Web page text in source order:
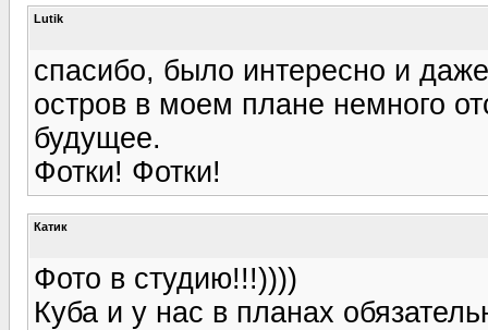
Lutik
спасибо, было интересно и
остров в моем плане немного
будущее.
Фотки! Фотки!
Катик
Фото в студию!!!))))
Куба и у нас в планах